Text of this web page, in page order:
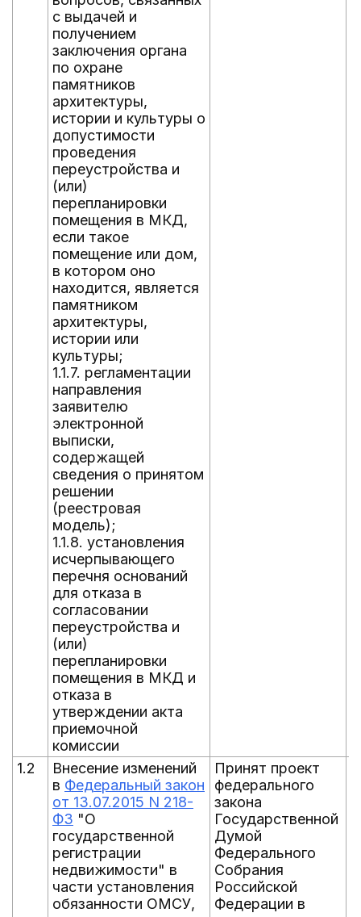
с выдачей и
получением
заключения органа
по охране
памятников
архитектуры,
истории и культуры о
допустимости
проведения
переустройства и
(или)
перепланировки
помещения в МКД,
если такое
помещение или дом,
в котором оно
находится, является
памятником
архитектуры,
истории или
культуры;
1.1.7. регламентации
направления
заявителю
электронной
выписки,
содержащей
сведения о принятом
решении
(реестровая
модель);
1.1.8. установления
исчерпывающего
перечня оснований
для отказа в
согласовании
переустройства и
(или)
перепланировки
помещения в МКД и
отказа в
утверждении акта
приемочной
комиссии
1.2
Внесение изменений
в Федеральный закон
от 13.07.2015 N 218-
ФЗ "О
государственной
регистрации
недвижимости" в
части установления
обязанности ОМСУ,
Принят проект
федерального
закона
Государственной
Думой
Федерального
Собрания
Российской
Федерации в